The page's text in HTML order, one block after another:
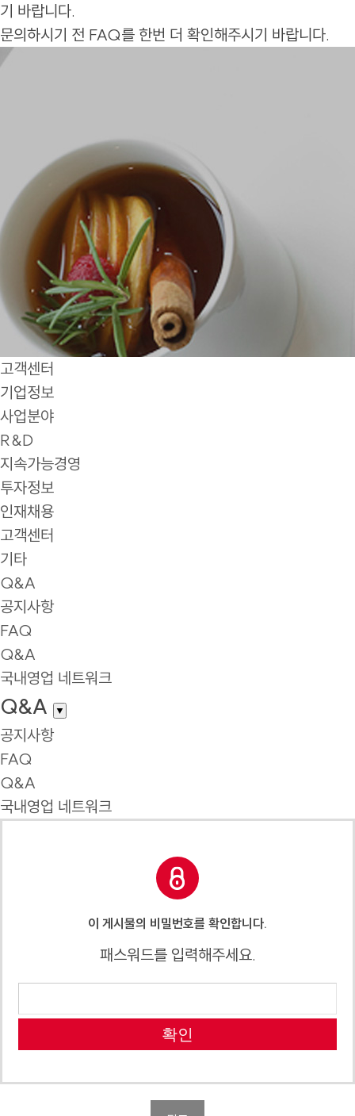
기 바랍니다.
문의하시기 전 FAQ를 한번 더 확인해주시기 바랍니다.
고객센터
기업정보
사업분야
R&D
지속가능경영
투자정보
인재채용
고객센터
기타
Q&A
공지사항
FAQ
Q&A
국내영업 네트워크
Q&A ▼
공지사항
FAQ
Q&A
국내영업 네트워크
이 게시물의 비밀번호를 확인합니다.
패스워드를 입력해주세요.
확인